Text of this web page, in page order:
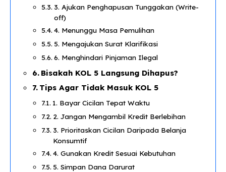
3. Ajukan Penghapusan Tunggakan (Write-
off)
4. Menunggu Masa Pemulihan
5. Mengajukan Surat Klarifikasi
6. Menghindari Pinjaman Ilegal
Bisakah KOL 5 Langsung Dihapus?
Tips Agar Tidak Masuk KOL 5
1. Bayar Cicilan Tepat Waktu
2. Jangan Mengambil Kredit Berlebihan
3. Prioritaskan Cicilan Daripada Belanja
Konsumtif
4. Gunakan Kredit Sesuai Kebutuhan
5. Simpan Dana Darurat